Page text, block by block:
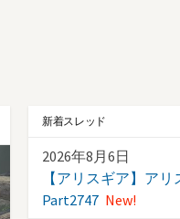
新着スレッド
2026年8月6日
【アリスギア】ア
Part2747 New!